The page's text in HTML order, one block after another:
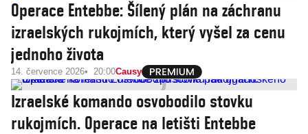
Operace Entebbe: Šílený plán na záchranu
izraelských rukojmích, který vyšel za cenu
jednoho života
14. července 2026 20:00Causy
Izraelské komando osvobodilo stovku
rukojmích. Operace na letišti Entebbe